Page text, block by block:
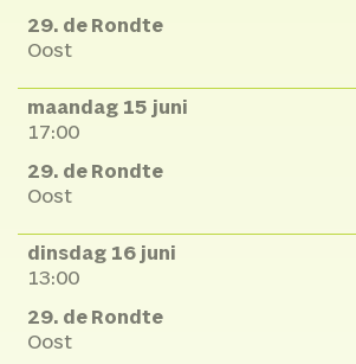
29. de Rondte
Oost
maandag 15 juni
17:00
29. de Rondte
Oost
dinsdag 16 juni
13:00
29. de Rondte
Oost